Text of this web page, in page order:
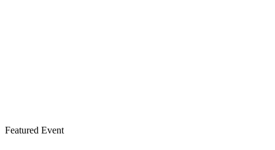
Featured Event